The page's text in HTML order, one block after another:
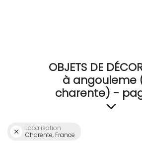
OBJETS DE
à angouleme
charente) -
Localisation
Charente, France